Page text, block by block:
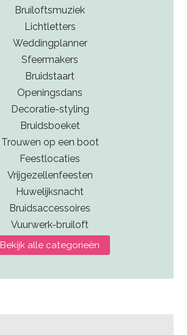
Bruiloftsmuziek
Lichtletters
Weddingplanner
Sfeermakers
Bruidstaart
Openingsdans
Decoratie-styling
Bruidsboeket
Trouwen op een boot
Feestlocaties
Vrijgezellenfeesten
Huwelijksnacht
Bruidsaccessoires
Vuurwerk-bruiloft
Bekijk alle categorieën